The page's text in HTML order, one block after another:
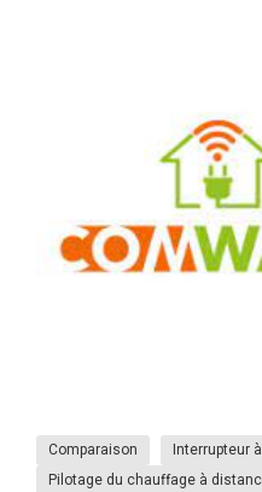
Comparaison
Interrupteur
Pilotage du chauffage à